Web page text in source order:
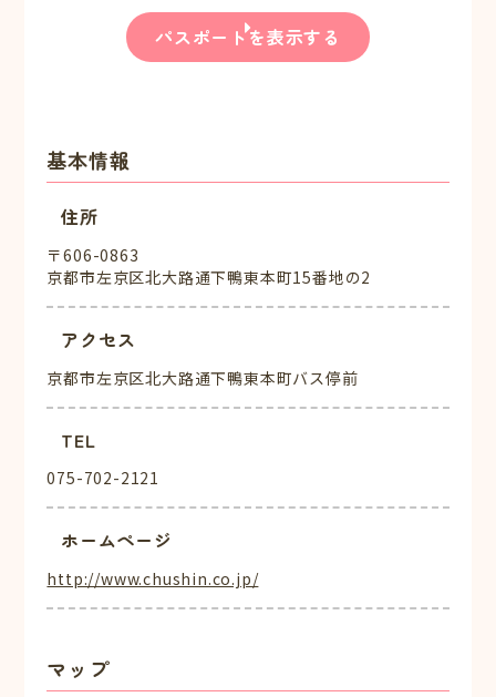
パスポートを表示する
基本情報
住所
〒606-0863
京都市左京区北大路通下鴨東本町15番地の2
アクセス
京都市左京区北大路通下鴨東本町バス停前
TEL
075-702-2121
ホームページ
http://www.chushin.co.jp/
マップ